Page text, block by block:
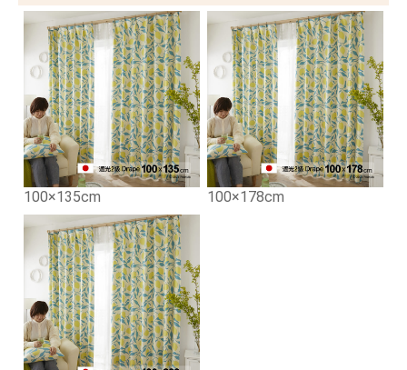
100×135cm 100×178cm